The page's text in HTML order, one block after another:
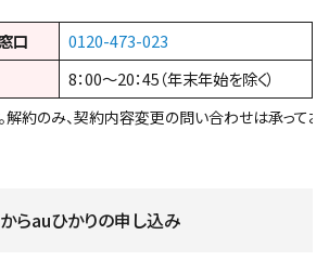
口
0120-473-023
8：00～20：45（年末年始を除く）
約のみ、契約内容変更の問い合わせは承ってお
らauひかりの申し込み